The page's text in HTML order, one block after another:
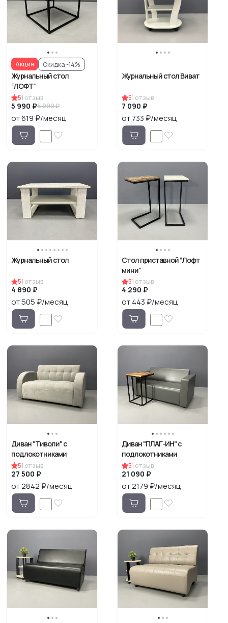
Акция Скидка -14%
Журнальный стол
“ЛОФТ”
51 отзыв
5 990 ₽6 990 ₽
от 619 ₽/месяц
Журнальный стол Виват
51 отзыв
7 090 ₽
от 733 ₽/месяц
Журнальный стол
51 отзыв
4 890 ₽
от 505 ₽/месяц
Стол приставной “Лофт
мини”
51 отзыв
4 290 ₽
от 443 ₽/месяц
Диван "Тиволи" с
подлокотниками
51 отзыв
27 500 ₽
от 2842 ₽/месяц
Диван "ПЛАГ-ИН" c
подлокотниками
51 отзыв
21 090 ₽
от 2179 ₽/месяц